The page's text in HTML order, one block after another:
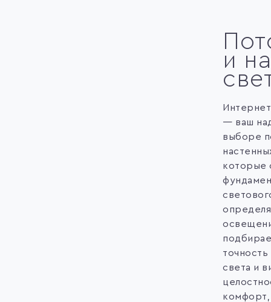
и
— ваш
выборе
которые
света и
комфорт,